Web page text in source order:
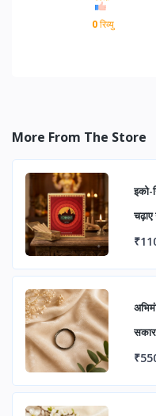
0रिव्यु
More From The Store
इको-